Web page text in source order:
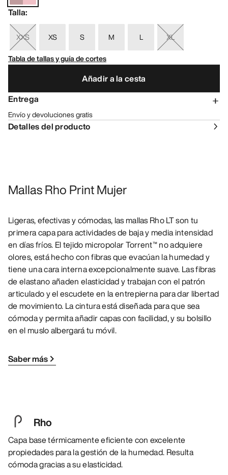
Talla:
XXS XS S M L
XL
Tabla de tallas y guía de cortes
Añadir a la cesta
Entrega
Envío y devoluciones gratis
Detalles del producto
Mallas Rho Print Mujer
Ligeras, efectivas y cómodas, las mallas Rho LT son tu
primera capa para actividades de baja y media intensidad
en días fríos. El tejido micropolar Torrent™ no adquiere
olores, está hecho con fibras que evacúan la humedad y
tiene una cara interna excepcionalmente suave. Las fibras
de elastano añaden elasticidad y trabajan con el patrón
articulado y el escudete en la entrepierna para dar libertad
de movimiento. La cintura está diseñada para que sea
cómoda y permita añadir capas con facilidad, y su bolsillo
en el muslo albergará tu móvil.
Saber más
Rho
Capa base térmicamente eficiente con excelente
propiedades para la gestión de la humedad. Resulta
cómoda gracias a su elasticidad.